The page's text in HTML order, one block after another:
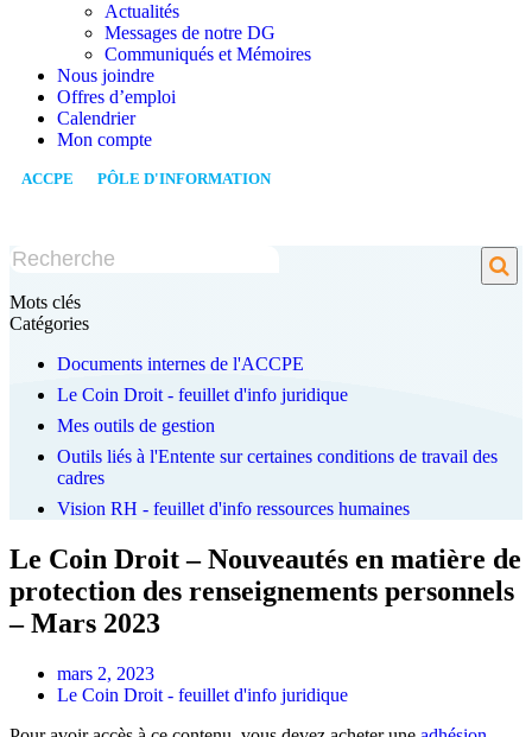
Actualités
Messages de notre DG
Communiqués et Mémoires
Nous joindre
Offres d’emploi
Calendrier
Mon compte
ACCPE PÔLE D'INFORMATION
Mots clés
Catégories
Documents internes de l'ACCPE
Le Coin Droit - feuillet d'info juridique
Mes outils de gestion
Outils liés à l'Entente sur certaines conditions de travail des
cadres
Vision RH - feuillet d'info ressources humaines
Le Coin Droit – Nouveautés en matière de
protection des renseignements personnels
– Mars 2023
mars 2, 2023
Le Coin Droit - feuillet d'info juridique